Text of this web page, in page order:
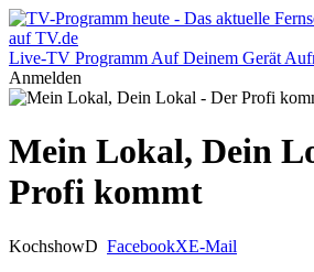
Live-TV Programm Auf Deinem Gerät
Anmelden
Mein Lokal, Dein
Profi kommt
KochshowD FacebookXE-Mail